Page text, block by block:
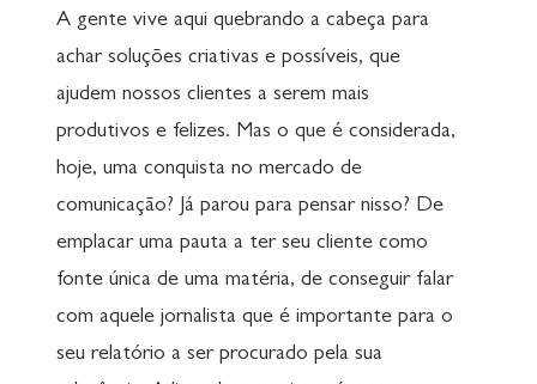
A gente vive aqui quebrando a cabeça para
achar soluções criativas e possíveis, que
ajudem nossos clientes a serem mais
produtivos e felizes. Mas o que é considerada,
hoje, uma conquista no mercado de
comunicação? Já parou para pensar nisso? De
emplacar uma pauta a ter seu cliente como
fonte única de uma matéria, de conseguir falar
com aquele jornalista que é importante para o
seu relatório a ser procurado pela sua